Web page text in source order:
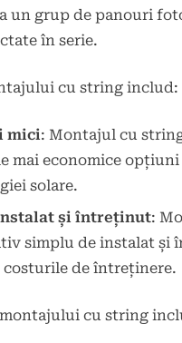
un grup de panouri
în serie.
cu string includ:
mici: Montajul cu
mai economice
solare.
și întreținut:
simplu de instalat și
costurile de întreținere.
cu string